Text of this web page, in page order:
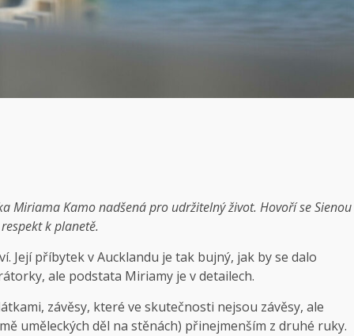
Miriama Kamo nadšená pro udržitelný život. Hovoří se Sienou
k planetě.
Její příbytek v Aucklandu je tak bujný, jak by se dalo
ale podstata Miriamy je v detailech.
závěsy, které ve skutečnosti nejsou závěsy, ale
uměleckých děl na stěnách) přinejmenším z druhé ruky.